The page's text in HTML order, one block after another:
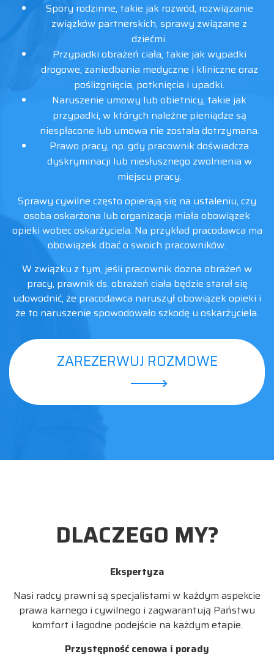
Spory rodzinne, takie jak rozwód, rozwiązanie
związków partnerskich, sprawy związane z
dziećmi.
Przypadki obrażeń ciała, takie jak wypadki
drogowe, zaniedbania medyczne i kliniczne oraz
poślizgnięcia, potknięcia i upadki.
Naruszenie umowy lub obietnicy, takie jak
przypadki, w których należne pieniądze są
niespłacone lub umowa nie została dotrzymana.
Prawo pracy, np. gdy pracownik doświadcza
dyskryminacji lub niesłusznego zwolnienia w
miejscu pracy.
Sprawy cywilne często opierają się na ustaleniu, czy
osoba oskarżona lub organizacja miała obowiązek
opieki wobec oskarżyciela. Na przykład pracodawca ma
obowiązek dbać o swoich pracowników.
W związku z tym, jeśli pracownik dozna obrażeń w
pracy, prawnik ds. obrażeń ciała będzie starał się
udowodnić, że pracodawca naruszył obowiązek opieki i
że to naruszenie spowodowało szkodę u oskarżyciela.
ZAREZERWUJ ROZMOWE
DLACZEGO MY?
Ekspertyza
Nasi radcy prawni są specjalistami w każdym aspekcie
prawa karnego i cywilnego i zagwarantują Państwu
komfort i łagodne podejście na każdym etapie.
Przystępność cenowa i porady